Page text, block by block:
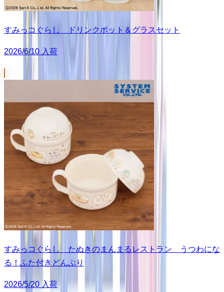
すみっコぐらし ドリンクポット＆グラスセット
2026/6/10 入荷
すみっコぐらし たぬきのまんまるレストラン うつわにな
る！ふた付きどんぶり
2026/5/20 入荷